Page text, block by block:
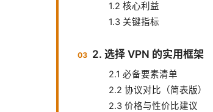
1.2 核心利益
1.3 关键指标
2. 选择 VPN 的实用框架
2.1 必备要素清单
2.2 协议对比（简表版）
2.3 价格与性价比建议